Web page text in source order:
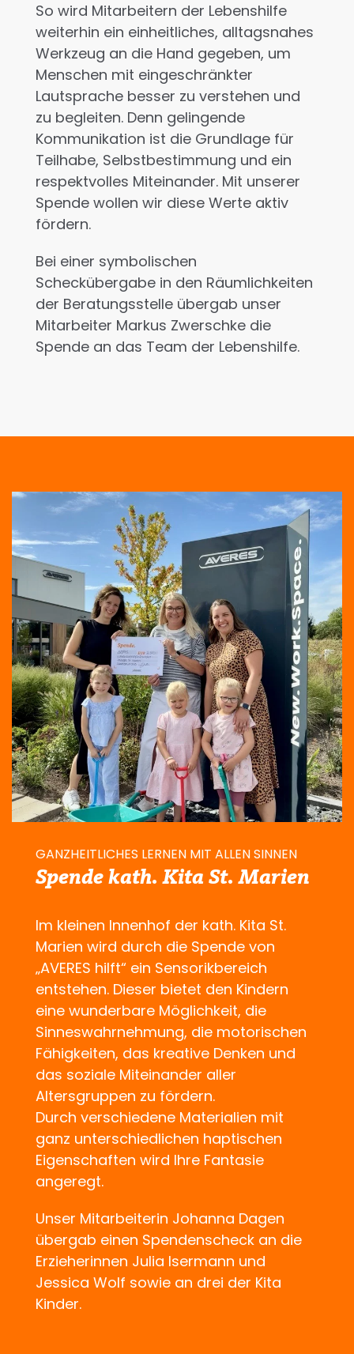
So wird Mitarbeitern der Lebenshilfe
weiterhin ein einheitliches, alltagsnahes
Werkzeug an die Hand gegeben, um
Menschen mit eingeschränkter
Lautsprache besser zu verstehen und
zu begleiten. Denn gelingende
Kommunikation ist die Grundlage für
Teilhabe, Selbstbestimmung und ein
respektvolles Miteinander. Mit unserer
Spende wollen wir diese Werte aktiv
fördern.
Bei einer symbolischen
Scheckübergabe in den Räumlichkeiten
der Beratungsstelle übergab unser
Mitarbeiter Markus Zwerschke die
Spende an das Team der Lebenshilfe.
GANZHEITLICHES LERNEN MIT ALLEN SINNEN
Spende kath. Kita St. Marien
Im kleinen Innenhof der kath. Kita St.
Marien wird durch die Spende von
„AVERES hilft“ ein Sensorikbereich
entstehen. Dieser bietet den Kindern
eine wunderbare Möglichkeit, die
Sinneswahrnehmung, die motorischen
Fähigkeiten, das kreative Denken und
das soziale Miteinander aller
Altersgruppen zu fördern.
Durch verschiedene Materialien mit
ganz unterschiedlichen haptischen
Eigenschaften wird Ihre Fantasie
angeregt.
Unser Mitarbeiterin Johanna Dagen
übergab einen Spendenscheck an die
Erzieherinnen Julia Isermann und
Jessica Wolf sowie an drei der Kita
Kinder.